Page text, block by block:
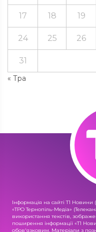
« Тра
17 18 19
24 25 26
31
Інформація на сайті Т1 Новини
«ТРО Тернопіль-Медіа»
використання текстів,
поширення інформації «Т1
обов'язковим. Матеріали з